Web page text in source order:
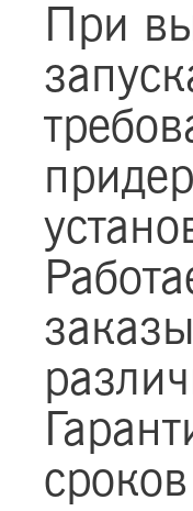
При